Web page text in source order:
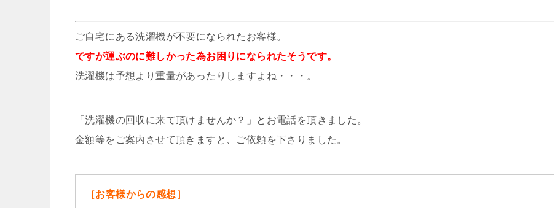
ご自宅にある洗濯機が不要になられたお客様。
ですが運ぶのに難しかった為お困りになられたそうです。
洗濯機は予想より重量があったりしますよね・・・。
「洗濯機の回収に来て頂けませんか？」とお電話を頂きました。
金額等をご案内させて頂きますと、ご依頼を下さりました。
［お客様からの感想］